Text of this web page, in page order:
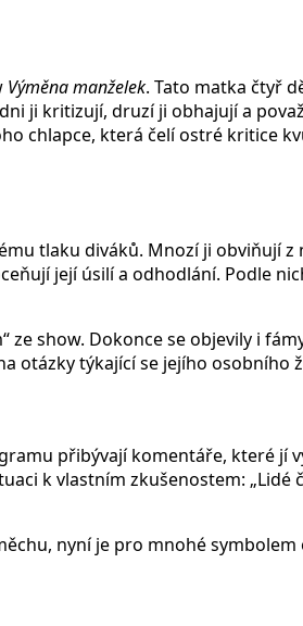
Výměna manželek. Tato matka čtyř
ji kritizují, druzí ji obhajují a
chlapce, která čelí ostré kritice
tlaku diváků. Mnozí ji obviňují z
její úsilí a odhodlání. Podle
ze show. Dokonce se objevily i
otázky týkající se jejího osobního
přibývají komentáře, které jí
k vlastním zkušenostem: „Lidé
nyní je pro mnohé symbolem